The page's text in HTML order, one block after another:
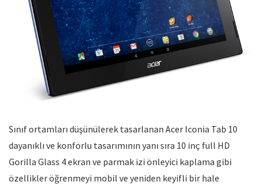
Sınıf ortamları düşünülerek tasarlanan Acer Iconia Tab 10
dayanıklı ve konforlu tasarımının yanı sıra 10 inç full HD
Gorilla Glass 4 ekran ve parmak izi önleyici kaplama gibi
özellikler öğrenmeyi mobil ve yeniden keyifli bir hale